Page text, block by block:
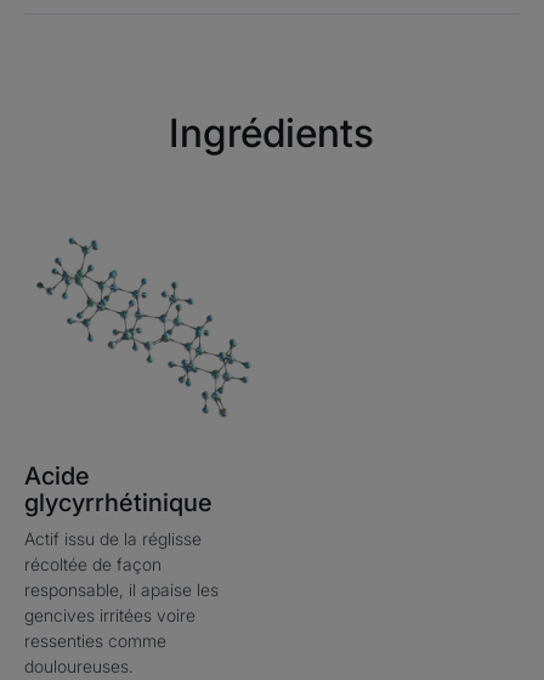
Ingrédients
Acide
glycyrrhétinique
Actif issu de la réglisse
récoltée de façon
responsable, il apaise les
gencives irritées voire
ressenties comme
douloureuses.